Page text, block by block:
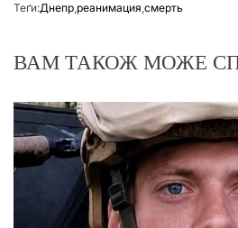
Теґи:Днепр,реанимация,смерть
ВАМ ТАКОЖ МОЖЕ